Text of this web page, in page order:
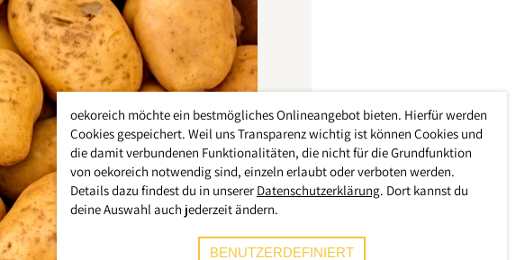
oekoreich möchte ein bestmögliches Onlineangebot bieten. Hierfür werden
Cookies gespeichert. Weil uns Transparenz wichtig ist können Cookies und
die damit verbundenen Funktionalitäten, die nicht für die Grundfunktion
von oekoreich notwendig sind, einzeln erlaubt oder verboten werden.
Details dazu findest du in unserer Datenschutzerklärung. Dort kannst du
deine Auswahl auch jederzeit ändern.
BENUTZERDEFINIERT